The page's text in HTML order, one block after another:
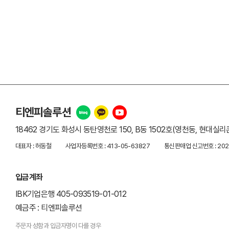
티엔피솔루션
18462 경기도 화성시 동탄영천로 150, B동 1502호(영천동, 현대실리
대표자 : 허동철 사업자등록번호 : 413-05-63827 통신판매업 신고번호 :
입금계좌
IBK기업은행 405-093519-01-012
예금주 : 티엔피솔루션
주문자 성함과 입금자명이 다를 경우